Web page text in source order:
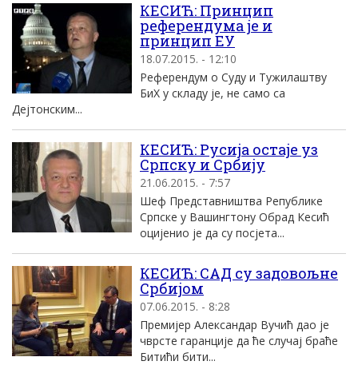
КЕСИЋ: Принцип
референдума је и
принцип ЕУ
18.07.2015. - 12:10
Референдум о Суду и Тужилаштву
БиХ у складу је, не само са
Дејтонским...
КЕСИЋ: Русија остаје уз
Српску и Србију
21.06.2015. - 7:57
Шеф Представништва Републике
Српске у Вашингтону Обрад Кесић
оцијенио је да су посјета...
КЕСИЋ: САД су задовољне
Србијом
07.06.2015. - 8:28
Премијер Александар Вучић дао је
чврсте гаранције да ће случај браће
Битићи бити...